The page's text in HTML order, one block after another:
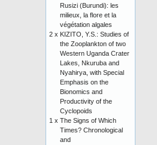
Rusizi (Burundi): les
milieux, la flore et la
végétation algales
2 x KIZITO, Y.S.: Studies of
the Zooplankton of two
Western Uganda Crater
Lakes, Nkuruba and
Nyahirya, with Special
Emphasis on the
Bionomics and
Productivity of the
Cyclopoids
1 x The Signs of Which
Times? Chronological
and